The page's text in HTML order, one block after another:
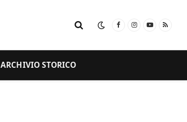
FacebookInstagram
YouTube
RSS
ARCHIVIO STORICO